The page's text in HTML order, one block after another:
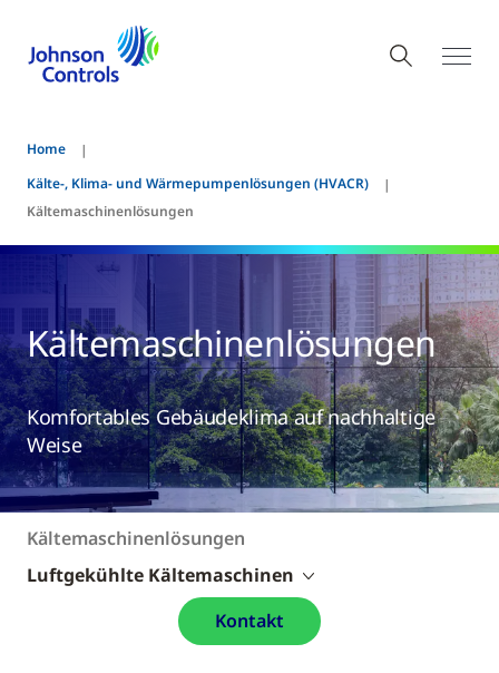
Home
Kälte-, Klima- und Wärmepumpenlösungen (HVACR)
Kältemaschinenlösungen
Kältemaschinenlösungen
Komfortables Gebäudeklima auf nachhaltige
Weise
Kältemaschinenlösungen
Luftgekühlte Kältemaschinen
Kontakt